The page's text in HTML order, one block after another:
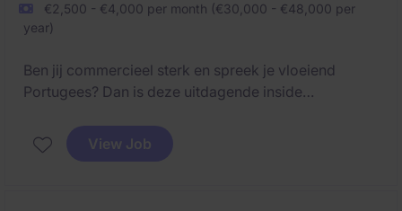
€2,500 - €4,000 per month (€30,000 - €48,000 per
year)
Ben jij commercieel sterk en spreek je vloeiend
Portugees? Dan is deze uitdagende inside
speelt een sleutelrol in het uitbreiden van het
klantenbestand en het onderhouden van duurzame
View Job